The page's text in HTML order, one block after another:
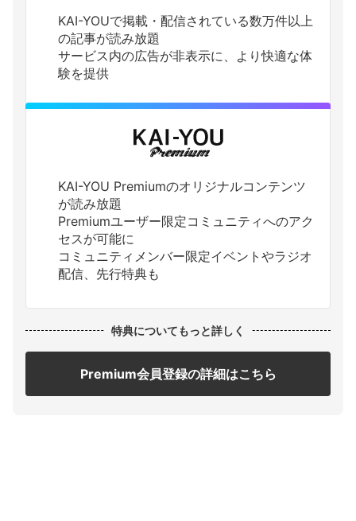
KAI-YOUで掲載・配信されている数万件以上
の記事が読み放題
サービス内の広告が非表示に、より快適な体
験を提供
KAI-YOU Premiumのオリジナルコンテンツ
が読み放題
Premiumユーザー限定コミュニティへのアク
セスが可能に
コミュニティメンバー限定イベントやラジオ
配信、先行特典も
特典についてもっと詳しく
Premium会員登録の詳細はこちら